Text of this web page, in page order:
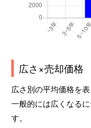
広さ×売却価格
広さ別の平均価格を表
一般的には広くなる
す。